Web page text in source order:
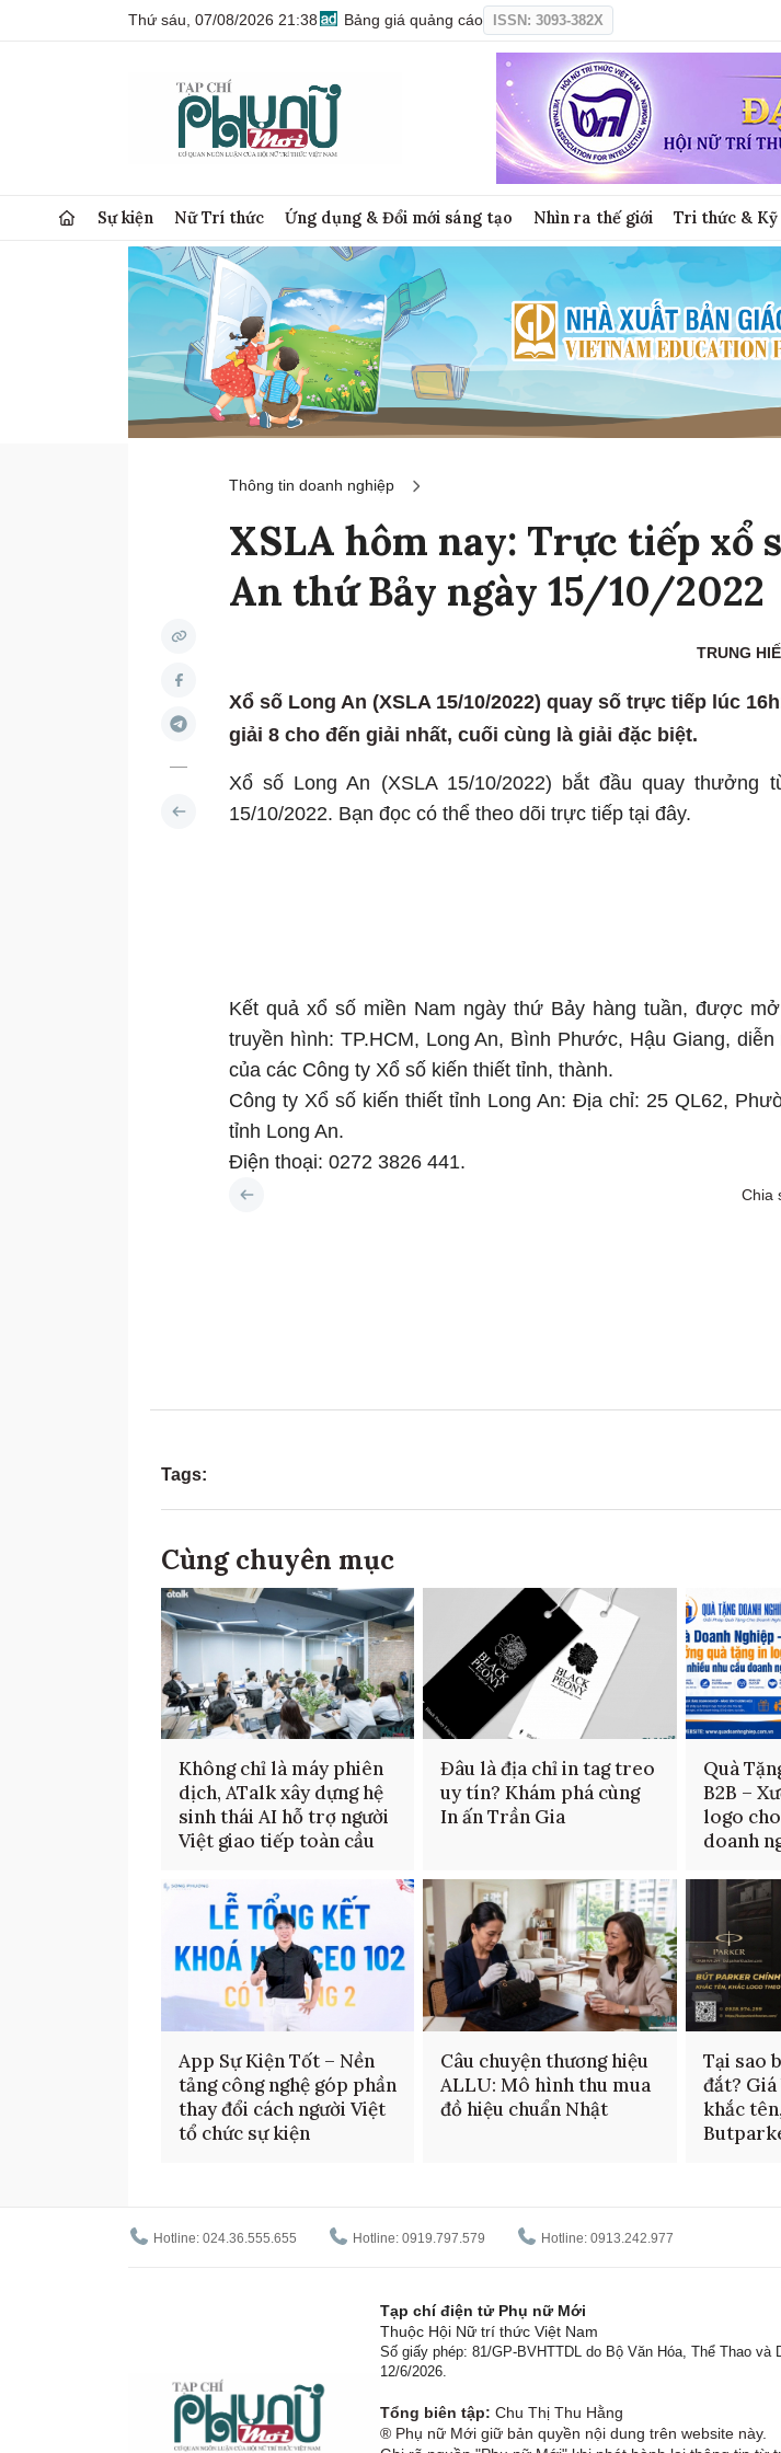
Thứ sáu, 07/08/2026 21:38 Bảng giá quảng cáo ISSN: 3093-382X
Sự kiện Nữ Trí thức Ứng dụng & Đổi mới sáng tạo Nhìn ra thế giới Tri thức & Kỹ
Thông tin doanh nghiệp
XSLA hôm nay: Trực tiếp xổ
An thứ Bảy ngày 15/10/2022
TRUNG
Xổ số Long An (XSLA 15/10/2022) quay số trực tiếp lúc
giải 8 cho đến giải nhất, cuối cùng là giải đặc biệt.
Xổ số Long An (XSLA 15/10/2022) bắt đầu quay thưởng
15/10/2022. Bạn đọc có thể theo dõi trực tiếp tại đây.
Kết quả xổ số miền Nam ngày thứ Bảy hàng tuần, được
truyền hình: TP.HCM, Long An, Bình Phước, Hậu Giang,
của các Công ty Xổ số kiến thiết tỉnh, thành.
Công ty Xổ số kiến thiết tỉnh Long An: Địa chỉ: 25 QL62,
tỉnh Long An.
Điện thoại: 0272 3826 441.
Chia
Tags:
Cùng chuyên mục
Không chỉ là máy phiên
dịch, ATalk xây dựng hệ
sinh thái AI hỗ trợ người
Việt giao tiếp toàn cầu
Đâu là địa chỉ in tag treo
uy tín? Khám phá cùng
In ấn Trần Gia
Quà
B2B –
logo
doanh
App Sự Kiện Tốt – Nền
tảng công nghệ góp phần
thay đổi cách người Việt
tổ chức sự kiện
Câu chuyện thương hiệu
ALLU: Mô hình thu mua
đồ hiệu chuẩn Nhật
Tại sao
đắt?
khắc
Hotline: 024.36.555.655 Hotline: 0919.797.579 Hotline: 0913.242.977
Tạp chí điện tử Phụ nữ Mới
Thuộc Hội Nữ trí thức Việt Nam
Số giấy phép: 81/GP-BVHTTDL do Bộ Văn Hóa, Thể Thao và
12/6/2026.
Tổng biên tập: Chu Thị Thu Hằng
® Phụ nữ Mới giữ bản quyền nội dung trên website này.